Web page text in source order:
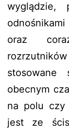
wyglądzie,
oraz
obecnym
na polu czy
jest ze